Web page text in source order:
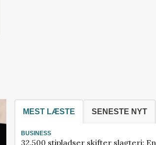
MEST LÆSTE SENESTE NYT
BUSINESS
32.500 stipladser skifter slagteri: En